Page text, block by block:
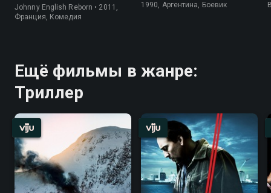
Johnny English Reborn • 2011,
Франция, Комедия
1990, Аргентина, Боевик
Ещё фильмы в жанре:
Триллер